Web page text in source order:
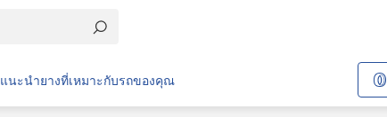
แนะนำยางที่เหมาะกับรถของคุณ